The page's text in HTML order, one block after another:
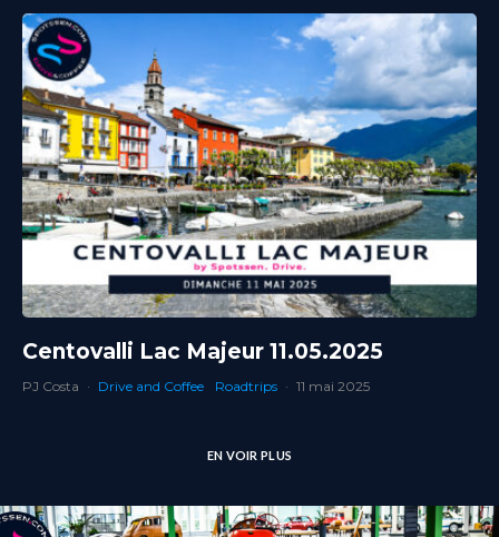
Centovalli Lac Majeur 11.05.2025
PJ Costa · Drive and Coffee Roadtrips · 11 mai 2025
EN VOIR PLUS